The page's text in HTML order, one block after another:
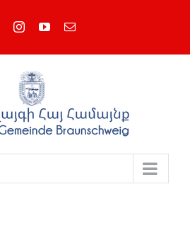
FacebookInstagramYouTubeEmail